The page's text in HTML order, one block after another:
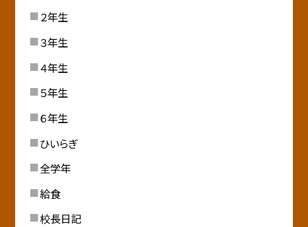
２年生
３年生
４年生
５年生
６年生
ひいらぎ
全学年
給食
校長日記